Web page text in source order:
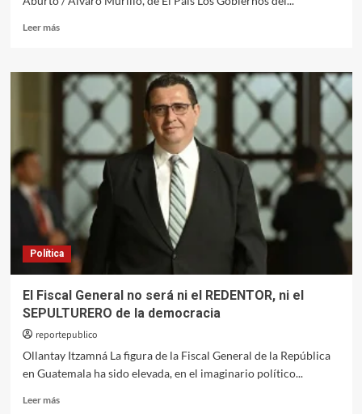
Leer másLeer
Centroamérica
de
rodillas
a
Trump
Política
El Fiscal General no será ni el REDENTOR, ni el
SEPULTURERO de la democracia
reportepublico
Ollantay Itzamná La figura de la Fiscal General de la República
en Guatemala ha sido elevada, en el imaginario político...
Leer másLeer